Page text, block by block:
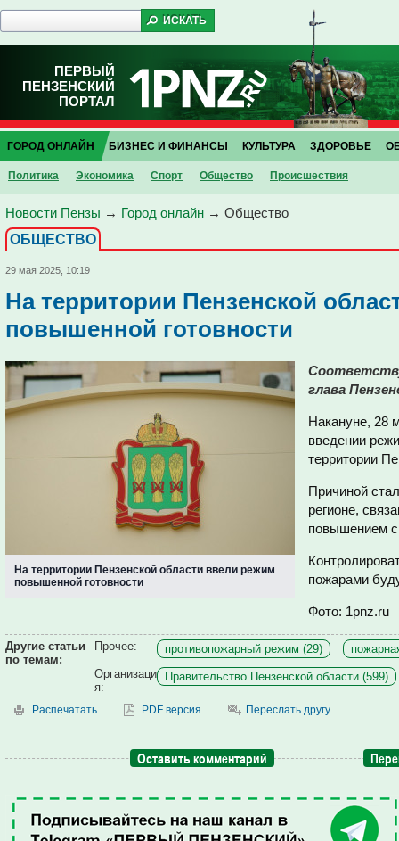
ПЕРВЫЙ
ПЕНЗЕНСКИЙ
ПОРТАЛ
ГОРОД ОНЛАЙН
Политика Экономика Спорт Общество Проиcшествия
БИЗНЕС И ФИНАНСЫ КУЛЬТУРА ЗДОРОВЬЕ
Новости Пензы → Город онлайн → Общество
ОБЩЕСТВО
29 мая 2025, 10:19
На территории Пензенской
повышенной готовности
На территории Пензенской области ввели режим
повышенной готовности
глава
Накануне, 28
введении
территории
Причиной
регионе,
повышением
пожарами
Фото: 1pnz.ru
Другие статьи
по темам:
Прочее: противопожарный режим (29)
Организаци
я:
Правительство Пензенской области (599)
Распечатать PDF версия Переслать другу
Оставить комментарий